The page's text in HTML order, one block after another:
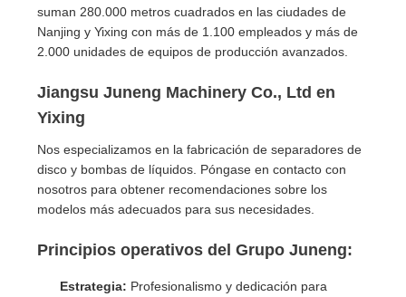
suman 280.000 metros cuadrados en las ciudades de
Nanjing y Yixing con más de 1.100 empleados y más de
2.000 unidades de equipos de producción avanzados.
Jiangsu Juneng Machinery Co., Ltd en
Yixing
Nos especializamos en la fabricación de separadores de
disco y bombas de líquidos. Póngase en contacto con
nosotros para obtener recomendaciones sobre los
modelos más adecuados para sus necesidades.
Principios operativos del Grupo Juneng:
Estrategia: Profesionalismo y dedicación para